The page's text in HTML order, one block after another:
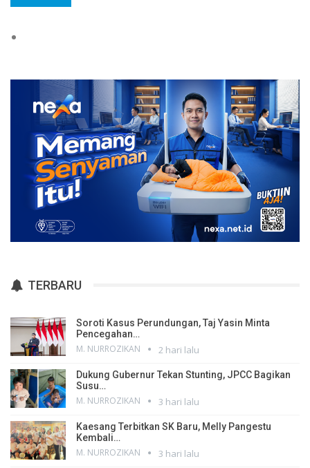
TERBARU
Soroti Kasus Perundungan, Taj Yasin Minta
Pencegahan…
M. NURROZIKAN 2 hari lalu
Dukung Gubernur Tekan Stunting, JPCC Bagikan
Susu…
M. NURROZIKAN 3 hari lalu
Kaesang Terbitkan SK Baru, Melly Pangestu
Kembali…
M. NURROZIKAN 3 hari lalu